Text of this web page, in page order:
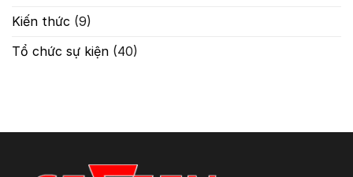
Kiến thức (9)
Tổ chức sự kiện (40)